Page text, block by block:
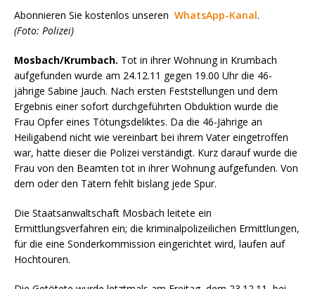
Abonnieren Sie kostenlos unseren WhatsApp-Kanal.
(Foto: Polizei)
Mosbach/Krumbach. Tot in ihrer Wohnung in Krumbach
aufgefunden wurde am 24.12.11 gegen 19.00 Uhr die 46-
jährige Sabine Jauch. Nach ersten Feststellungen und dem
Ergebnis einer sofort durchgeführten Obduktion wurde die
Frau Opfer eines Tötungsdeliktes. Da die 46-Jährige an
Heiligabend nicht wie vereinbart bei ihrem Vater eingetroffen
war, hatte dieser die Polizei verständigt. Kurz darauf wurde die
Frau von den Beamten tot in ihrer Wohnung aufgefunden. Von
dem oder den Tätern fehlt bislang jede Spur.
Die Staatsanwaltschaft Mosbach leitete ein
Ermittlungsverfahren ein; die kriminalpolizeilichen Ermittlungen,
für die eine Sonderkommission eingerichtet wird, laufen auf
Hochtouren.